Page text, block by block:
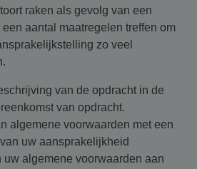
raken als gevolg van een
aantal maatregelen treffen om
zo veel
van de opdracht in de
van opdracht.
algemene voorwaarden met een
uw aansprakelijkheid
uw algemene voorwaarden aan